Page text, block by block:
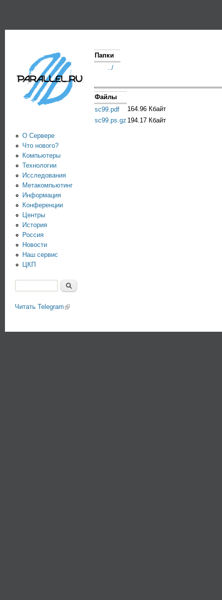
Информационно-
аналитический
центр по
параллельным
вычислениям
Папки
../
Файлы
sc99.pdf
164.96 Кбайт
sc99.ps.gz 194.17 Кбайт
О Сервере
Что нового?
Компьютеры
Технологии
Исследования
Метакомпьютинг
Информация
Конференции
Центры
История
Россия
Новости
Наш сервис
ЦКП
Читать Telegram (link is external)